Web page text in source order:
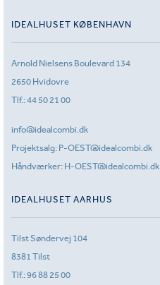
IDEALHUSET KØBENHAVN
Arnold Nielsens Boulevard 134
2650 Hvidovre
Tlf.:44 50 21 00
info@idealcombi.dk
Projektsalg: P-OEST@idealcombi.dk
Håndværker: H-OEST@idealcombi.dk
IDEALHUSET AARHUS
Tilst Søndervej 104
8381 Tilst
Tlf.:96 88 25 00